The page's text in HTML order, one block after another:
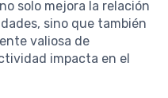
solo mejora la relación
sino que también
valiosa de
impacta en el